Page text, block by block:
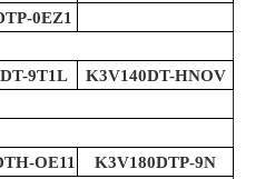
0EZ1
9T1L K3V140DT-HNOV
OE11 K3V180DTP-9N